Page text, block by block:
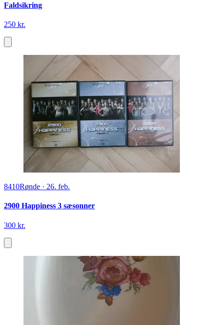
Faldsikring
250 kr.
8410Rønde · 26. feb.
2900 Happiness 3 sæsonner
300 kr.